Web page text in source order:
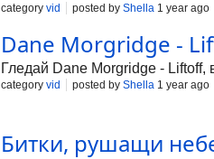
category vid posted by Shella 1 year ago
Dane Morgridge -
Гледай Dane Morgridge - Liftoff,
category vid posted by Shella 1 year ago
Битки, рушащи